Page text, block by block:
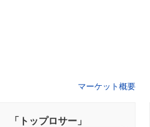
マーケット概要
「トップロサー」